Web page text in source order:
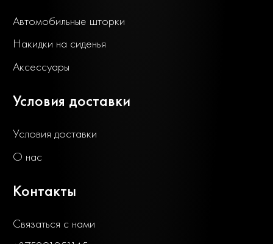
Автомобильные шторки
Накидки на сиденья
Аксессуары
Условия доставки
Условия доставки
О нас
Контакты
Связаться с нами